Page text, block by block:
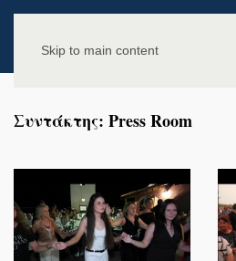
Skip to main content
Συντάκτης: Press Room